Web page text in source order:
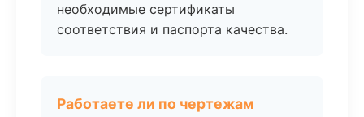
необходимые сертификаты
соответствия и паспорта качества.
Работаете ли по чертежам